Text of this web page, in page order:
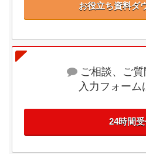
お役立ち資料ダ
ご相談、ご質
入力フォーム
24時間